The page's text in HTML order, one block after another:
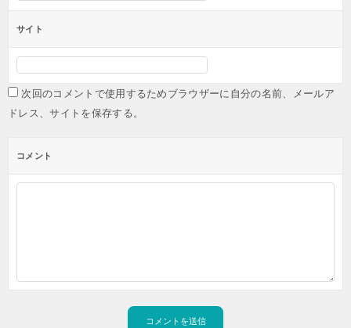
サイト
次回のコメントで使用するためブラウザーに自分の名前、メールア
ドレス、サイトを保存する。
コメント